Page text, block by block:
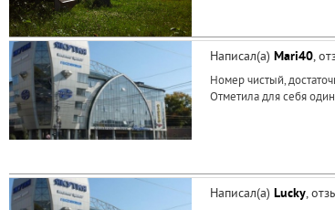
Написал(а) Mari40,
Номер чистый,
Отметила для себя
Написал(а) Lucky,